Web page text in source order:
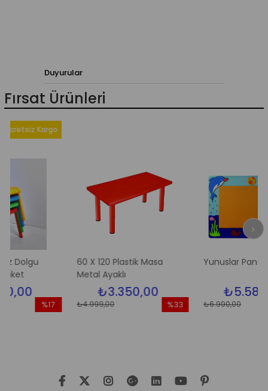
Duyurular
Fırsat Ürünleri
Kargo
60 X 120 Plastik Masa
Metal Ayaklı
₺3.350,00
₺4.999,00
Yunuslar Pano
₺5.580,00
₺6.990,00